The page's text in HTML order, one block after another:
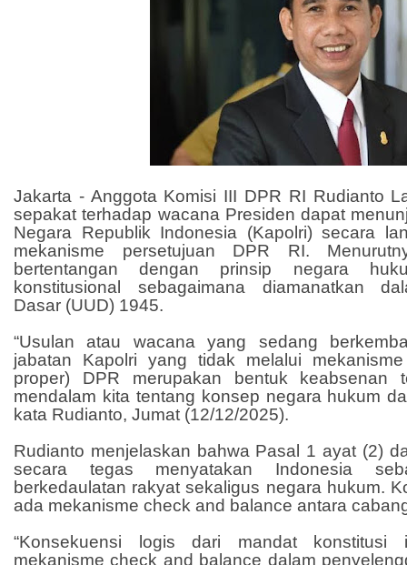
Jakarta - Anggota Komisi III DPR RI Rudianto
sepakat terhadap wacana Presiden dapat
Negara Republik Indonesia (Kapolri) secara
mekanisme persetujuan DPR RI.
bertentangan dengan prinsip negara
konstitusional sebagaimana diamanatkan
Dasar (UUD) 1945.
“Usulan atau wacana yang sedang
jabatan Kapolri yang tidak melalui
proper) DPR merupakan bentuk keabsenan
mendalam kita tentang konsep negara hukum
kata Rudianto, Jumat (12/12/2025).
Rudianto menjelaskan bahwa Pasal 1 ayat (2)
secara tegas menyatakan Indonesia
berkedaulatan rakyat sekaligus negara hukum.
ada mekanisme check and balance antara
“Konsekuensi logis dari mandat konstitusi
mekanisme check and balance dalam